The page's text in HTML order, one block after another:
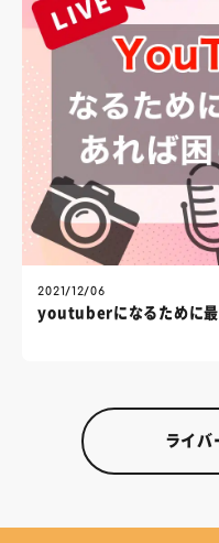
2021/12/06
youtuberになるために最
ライバ